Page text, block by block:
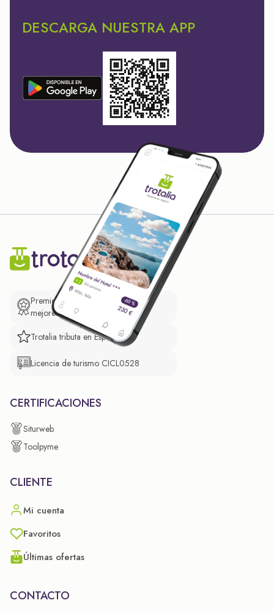
DESCARGA NUESTRA APP
Premio de El Confidencial a las
mejores prácticas empresariales.
Trotalia tributa en España
Licencia de turismo CICL0528
CERTIFICACIONES
Siturweb
Toolpyme
CLIENTE
Mi cuenta
Favoritos
Últimas ofertas
CONTACTO